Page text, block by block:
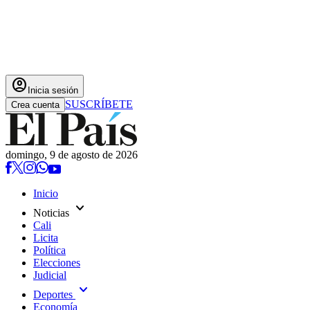
account_circle Inicia sesión
Crea cuenta SUSCRÍBETE
domingo, 9 de agosto de 2026
Inicio
Noticias expand_more
Cali
Licita
Política
Elecciones
Judicial
Deportes expand_more
Economía